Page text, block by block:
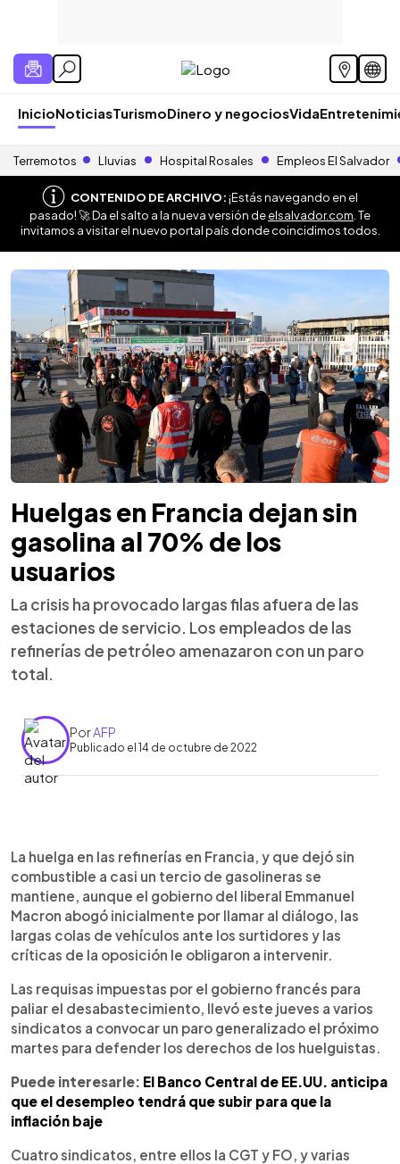
InicioNoticiasTurismoDinero y negociosVida
Terremotos Lluvias Hospital Rosales Empleos El Salvador
CONTENIDO DE ARCHIVO:¡Estás navegando en el
pasado! 🚀 Da el salto a la nueva versión deelsalvador.com . Te
invitamos a visitar el nuevo portal país donde coincidimos todos.
Huelgas en Francia dejan sin
gasolina al 70% de los
usuarios
La crisis ha provocado largas filas afuera de las
estaciones de servicio. Los empleados de las
refinerías de petróleo amenazaron con un paro
total.
PorAFP
Publicado el 14 de octubre de 2022
► Escuchar artículo
La huelga en las refinerías en Francia, y que dejó sin
combustible a casi un tercio de gasolineras se
mantiene, aunque el gobierno del liberal Emmanuel
Macron abogó inicialmente por llamar al diálogo, las
largas colas de vehículos ante los surtidores y las
críticas de la oposición le obligaron a intervenir.
Las requisas impuestas por el gobierno francés para
paliar el desabastecimiento, llevó este jueves a varios
sindicatos a convocar un paro generalizado el próximo
martes para defender los derechos de los huelguistas.
Puede interesarle: El Banco Central de EE.UU. anticipa
que el desempleo tendrá que subir para que la
inflación baje
Cuatro sindicatos, entre ellos la CGT y FO, y varias